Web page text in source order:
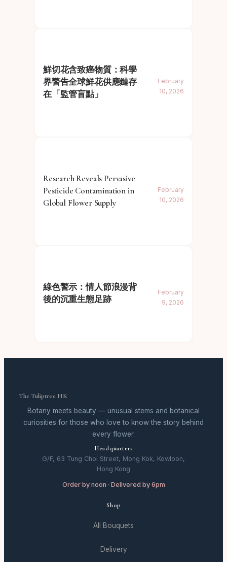
鮮切花含致癌物質：科學
界警告全球鮮花供應鏈存
在「監管盲點」
February
10, 2026
Research Reveals Pervasive
Pesticide Contamination in
Global Flower Supply
February
10, 2026
綠色警示：情人節浪漫背
後的沉重生態足跡
February
9, 2026
The Tuliptree HK
Botany meets beauty — unusual stems and botanical
curiosities for those who love to know the story behind
every flower.
Headquarters
G/F, 63 Tung Choi Street, Mong Kok, Kowloon,
Hong Kong
Order by noon · Delivered by 6pm
Shop
All Bouquets
Delivery